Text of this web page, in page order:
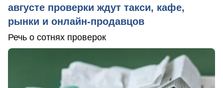
августе проверки ждут такси, кафе,
рынки и онлайн-продавцов
Речь о сотнях проверок